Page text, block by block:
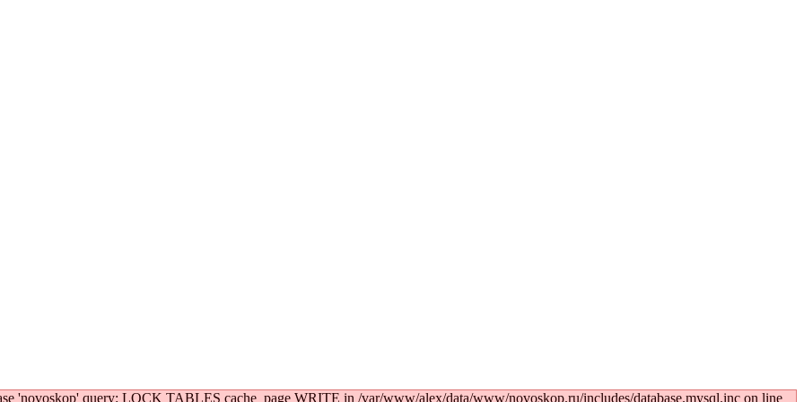
'novoskop' query: LOCK TABLES cache_page WRITE in /var/www/alex/data/www/novoskop.ru/includes/database.mysql.inc on line